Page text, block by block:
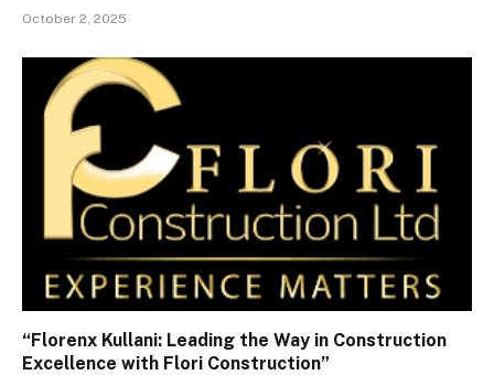
October 2, 2025
“Florenx Kullani: Leading the Way in Construction
Excellence with Flori Construction”